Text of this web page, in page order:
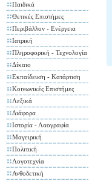
Παιδικά
Θετικές Επιστήμες
Περιβάλλον - Ενέργεια
Ιατρική
Πληροφορική - Τεχνολογία
Δίκαιο
Εκπαίδευση - Κατάρτιση
Κοινωνικές Επιστήμες
Λεξικά
Διάφορα
Ιστορία - Λαογραφία
Μαγειρική
Πολιτική
Λογοτεχνία
Ανθοδετική